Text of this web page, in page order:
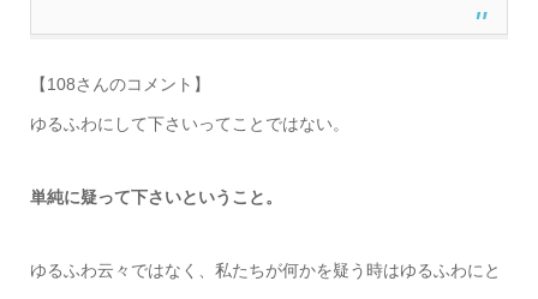
【108さんのコメント】
ゆるふわにして下さいってことではない。
単純に疑って下さいということ。
ゆるふわ云々ではなく、私たちが何かを疑う時はゆるふわにと